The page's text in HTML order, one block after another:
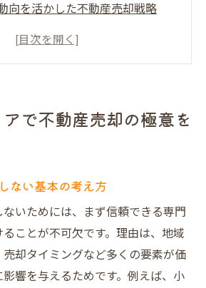
向を活かした不動産売却戦略
宅が選ばれる理由と信頼性
動産売却を叶えるポイント
宅の口コミ評価と安心感
ら見る不動産売却の成功例
産買取業者との比較ポイント
産売却を支えるサポート体制
後の新生活設計も万全サポート
で不動産売却の極意を
ない基本の考え方
いためには、まず信頼できる専門
ことが不可欠です。理由は、地域
却タイミングなど多くの要素が価
響を与えるためです。例えば、小